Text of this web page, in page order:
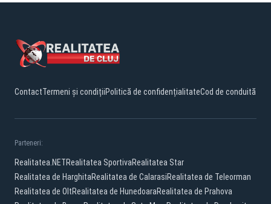
ContactTermeni și condițiiPolitică de confidențialitateCod de conduită
Parteneri:
Realitatea.NETRealitatea SportivaRealitatea Star
Realitatea de HarghitaRealitatea de CalarasiRealitatea de Teleorman
Realitatea de OltRealitatea de HunedoaraRealitatea de Prahova